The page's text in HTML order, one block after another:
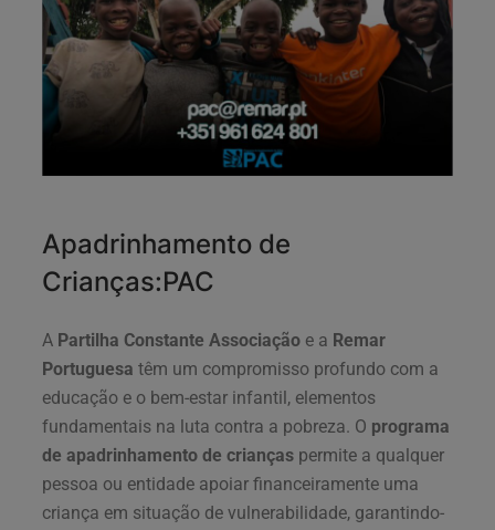
Apadrinhamento de
Crianças:PAC
A Partilha Constante Associação e a Remar
Portuguesa têm um compromisso profundo com a
educação e o bem-estar infantil, elementos
fundamentais na luta contra a pobreza. O programa
de apadrinhamento de crianças permite a qualquer
pessoa ou entidade apoiar financeiramente uma
criança em situação de vulnerabilidade, garantindo-